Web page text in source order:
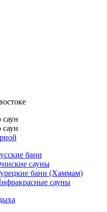
бани
сауны
бани (Хаммам)
сауны